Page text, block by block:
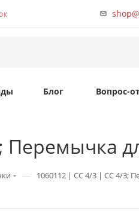
Блог Вопрос-
— 1060112 | CC 4/3 | CC 4/3;